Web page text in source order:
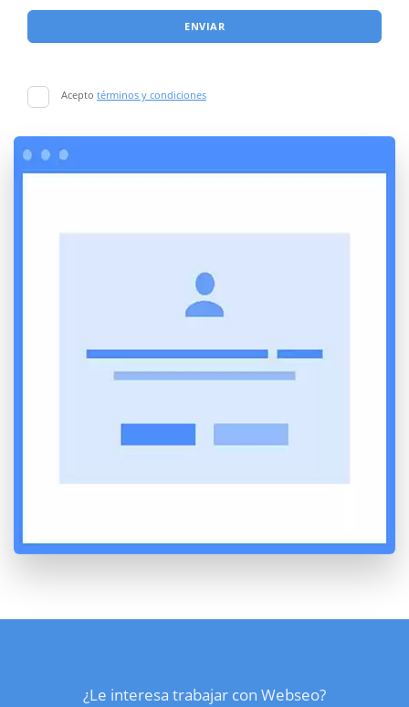
ENVIAR
Acepto términos y condiciones
¿Le interesa trabajar con Webseo?